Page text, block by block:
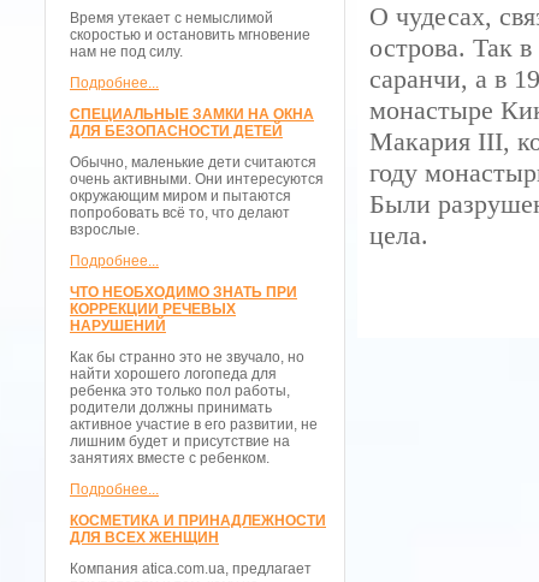
Время утекает с немыслимой
скоростью и остановить мгновение
нам не под силу.
Подробнее...
СПЕЦИАЛЬНЫЕ ЗАМКИ НА ОКНА
ДЛЯ БЕЗОПАСНОСТИ ДЕТЕЙ
Обычно, маленькие дети считаются
очень активными. Они интересуются
окружающим миром и пытаются
попробовать всё то, что делают
взрослые.
Подробнее...
ЧТО НЕОБХОДИМО ЗНАТЬ ПРИ
КОРРЕКЦИИ РЕЧЕВЫХ
НАРУШЕНИЙ
Как бы странно это не звучало, но
найти хорошего логопеда для
ребенка это только пол работы,
родители должны принимать
активное участие в его развитии, не
лишним будет и присутствие на
занятиях вместе с ребенком.
Подробнее...
КОСМЕТИКА И ПРИНАДЛЕЖНОСТИ
ДЛЯ ВСЕХ ЖЕНЩИН
Компания atica.com.ua, предлагает
О чудесах,
острова. Так
саранчи, а в
монастыре
Макария III,
году
Были
цела.